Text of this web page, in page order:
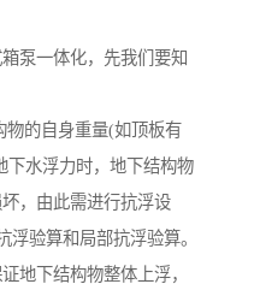
泵一体化，先我们要知
的自身重量(如顶板有
下水浮力时，地下结构物
，由此需进行抗浮设
验算和局部抗浮验算。
地下结构物整体上浮，